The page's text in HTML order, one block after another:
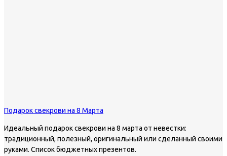
Подарок свекрови на 8 Марта
Идеальный подарок свекрови на 8 марта от невестки:
традиционный, полезный, оригинальный или сделанный своими
руками. Список бюджетных презентов.